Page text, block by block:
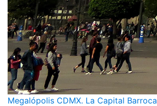
Megalópolis CDMX. La Capital Barroca